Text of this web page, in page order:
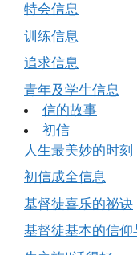
特会信息
训练信息
追求信息
青年及学生信息
信的故事
初信
人生最美妙的时刻
初信成全信息
基督徒喜乐的祕诀
基督徒基本的信仰